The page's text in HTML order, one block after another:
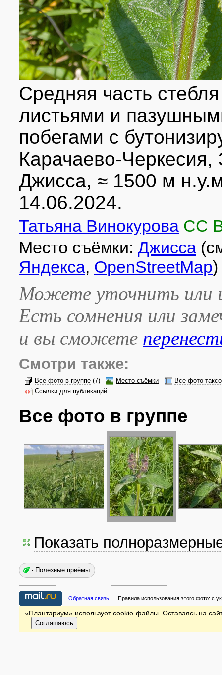
Средняя часть
листьями и
побегами с
Карачаево-Черкесия,
Джисса, ≈ 1500 м
14.06.2024.
Татьяна Винокурова CC
Место съёмки: Джисса
Яндекса, OpenStreetMap)
Можете уточнить или
Есть сомнения или
и вы сможете
Смотри также:
Все фото в группе (7) Место съёмки
Все фото
Ссылки для публикаций
Все фото в группе
Показать
Полезные приёмы
Обратная связь Правила использования этого фото: с
«Плантариум» использует cookie-файлы. Оставаясь на
Соглашаюсь